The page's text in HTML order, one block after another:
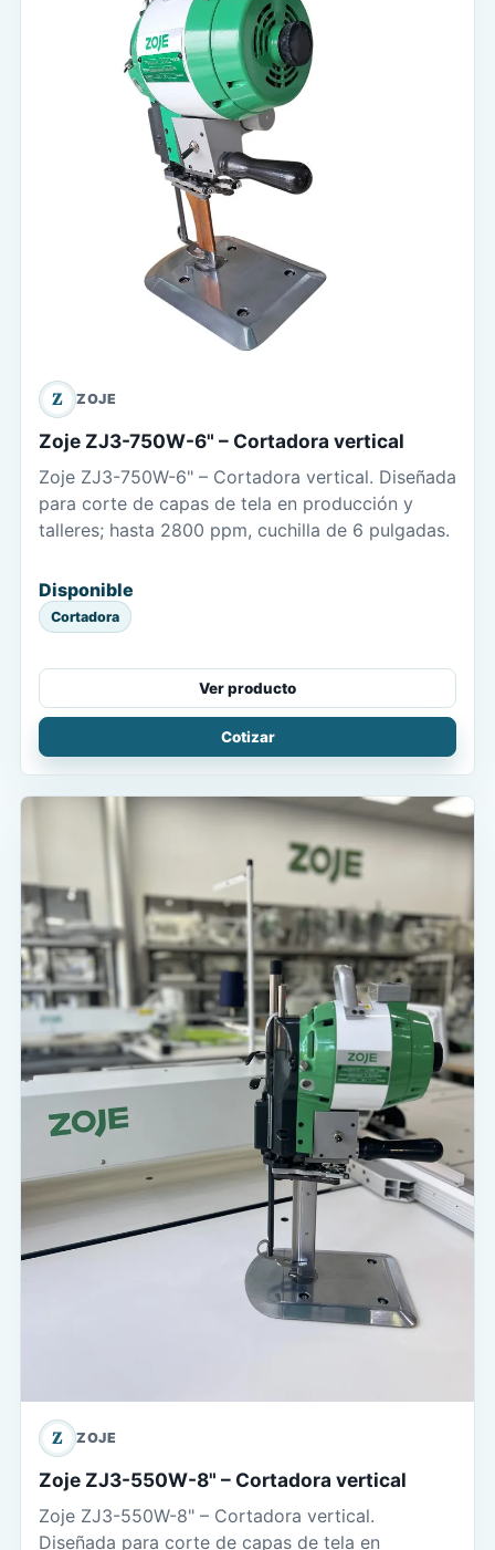
Z ZOJE
Zoje ZJ3-750W-6" – Cortadora vertical
Zoje ZJ3-750W-6" – Cortadora vertical. Diseñada
para corte de capas de tela en producción y
talleres; hasta 2800 ppm, cuchilla de 6 pulgadas.
Disponible
Cortadora
Ver producto
Cotizar
Z ZOJE
Zoje ZJ3-550W-8" – Cortadora vertical
Zoje ZJ3-550W-8" – Cortadora vertical.
Diseñada para corte de capas de tela en